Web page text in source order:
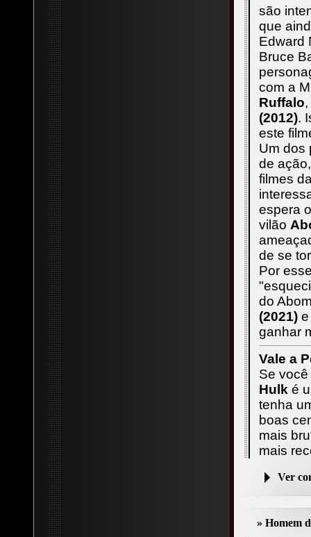
são
que
Edward
Bruce
com a
Ruffalo
(2012).
este
Um dos
de
filmes
espera
vilão
de se
Por
do
(2021)
ganhar
Vale a
Se
Hulk é
tenha
boas
mais
mais
Ver
» Homem